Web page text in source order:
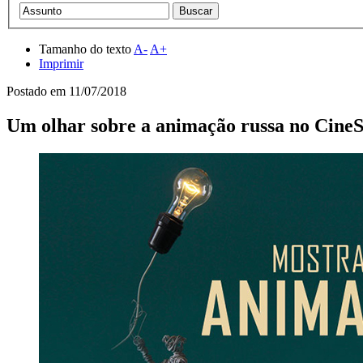
Tamanho do texto A- A+
Imprimir
Postado em 11/07/2018
Um olhar sobre a animação russa no